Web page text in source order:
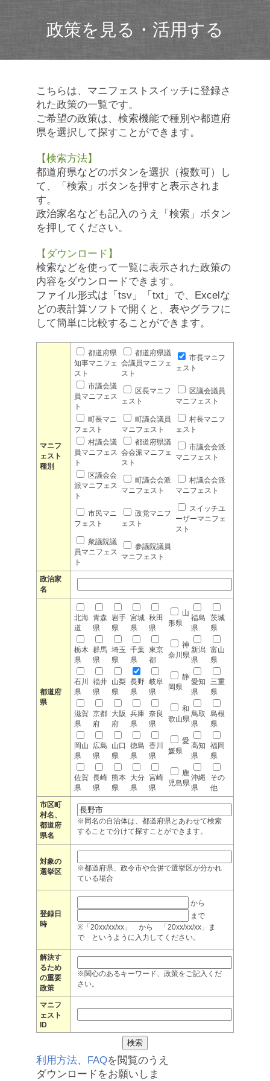
政策を見る・活用する
こちらは、マニフェストスイッチに登録さ
れた政策の一覧です。
ご希望の政策は、検索機能で種別や都道府
県を選択して探すことができます。
【検索方法】
都道府県などのボタンを選択（複数可）し
て、「検索」ボタンを押すと表示されま
す。
政治家名なども記入のうえ「検索」ボタン
を押してください。
【ダウンロード】
検索などを使って一覧に表示された政策の
内容をダウンロードできます。
ファイル形式は「tsv」「txt」で、Excelな
どの表計算ソフトで開くと、表やグラフに
して簡単に比較することができます。
マニフ
ェスト
種別
都道府県
知事マニフェ
スト
都道府県議
会議員マニフェ
スト
市長マニフ
ェスト
市議会議
員マニフェス
ト
区長マニフ
ェスト
区議会議員
マニフェスト
町長マニ
フェスト
町議会議員
マニフェスト
村長マニフ
ェスト
村議会議
員マニフェス
ト
都道府県議
会会派マニフェ
スト
市議会会派
マニフェスト
区議会会
派マニフェス
ト
町議会会派
マニフェスト
村議会会派
マニフェスト
市民マニ
フェスト
政党マニフ
ェスト
スイッチユ
ーザーマニフェ
スト
衆議院議
員マニフェス
ト
参議院議員
マニフェスト
政治家
名
都道府
県
北海
道
青森
県
岩手
県
宮城
県
秋田
県
山
形県
福島
県
茨城
県
栃木
県
群馬
県
埼玉
県
千葉
県
東京
都
神
奈川県
新潟
県
富山
県
石川
県
福井
県
山梨
県
長野
県
岐阜
県
静
岡県
愛知
県
三重
県
滋賀
県
京都
府
大阪
府
兵庫
県
奈良
県
和
歌山県
鳥取
県
島根
県
岡山
県
広島
県
山口
県
徳島
県
香川
県
愛
媛県
高知
県
福岡
県
佐賀
県
長崎
県
熊本
県
大分
県
宮崎
県
鹿
児島県
沖縄
県
その
他
市区町
村名、
都道府
県名
※同名の自治体は、都道府県とあわせて検索
することで分けて探すことができます。
対象の
選挙区
※都道府県、政令市や合併で選挙区が分かれ
ている場合
登録日
時
から
まで
※「20xx/xx/xx」 から 「20xx/xx/xx」ま
で というように入力してください。
解決す
るため
の重要
政策
※関心のあるキーワード、政策をご記入くだ
さい。
マニフ
ェスト
ID
利用方法、 FAQを閲覧のうえ
ダウンロードをお願いしま